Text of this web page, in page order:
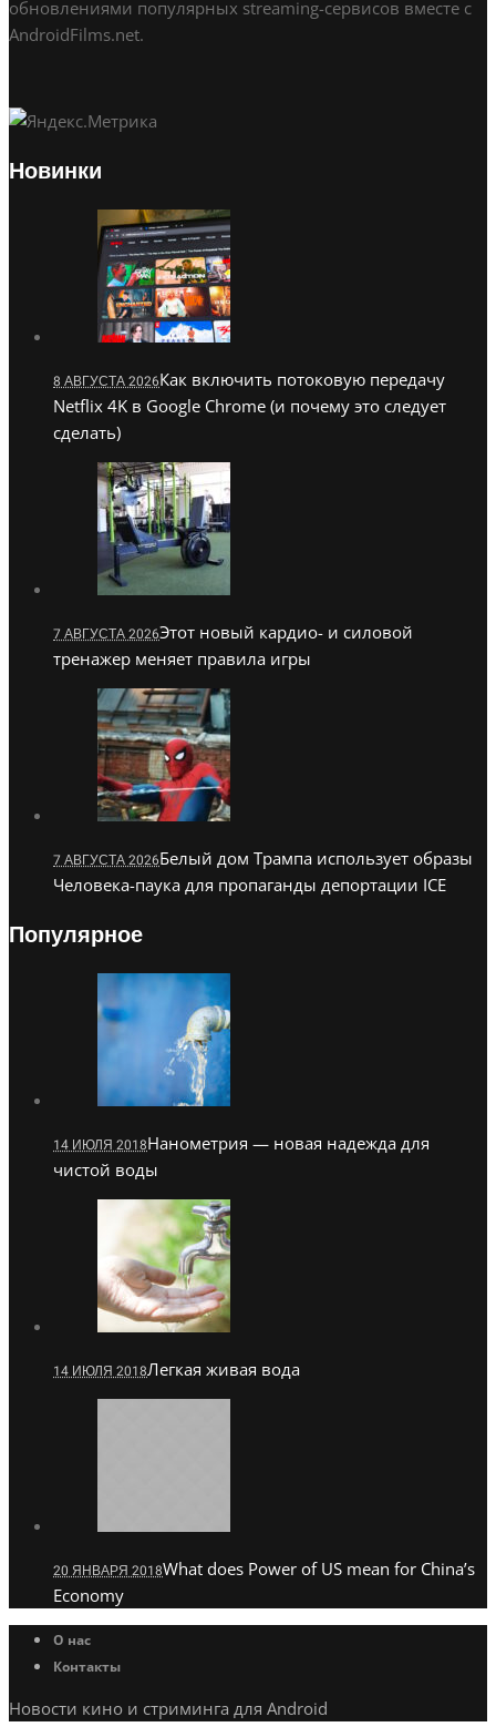
обновлениями популярных streaming-сервисов вместе с
AndroidFilms.net.
Новинки
8 АВГУСТА 2026Как включить потоковую передачу
Netflix 4K в Google Chrome (и почему это следует
сделать)
7 АВГУСТА 2026Этот новый кардио- и силовой
тренажер меняет правила игры
7 АВГУСТА 2026Белый дом Трампа использует образы
Человека-паука для пропаганды депортации ICE
Популярное
14 ИЮЛЯ 2018Нанометрия — новая надежда для
чистой воды
14 ИЮЛЯ 2018Легкая живая вода
20 ЯНВАРЯ 2018What does Power of US mean for China’s
Economy
О нас
Контакты
Новости кино и стриминга для Android